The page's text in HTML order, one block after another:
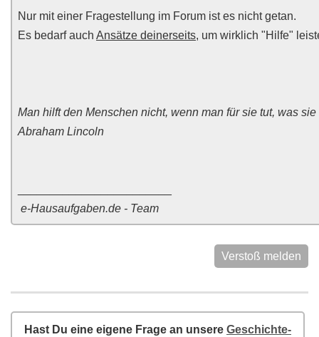
Nur mit einer Fragestellung im Forum ist es nicht getan.
Es bedarf auch Ansätze deinerseits, um wirklich "Hilfe"
Man hilft den Menschen nicht, wenn man für sie tut, was
Abraham Lincoln
e-Hausaufgaben.de - Team
Verstoß melden
Hast Du eine eigene Frage an unsere Geschichte-